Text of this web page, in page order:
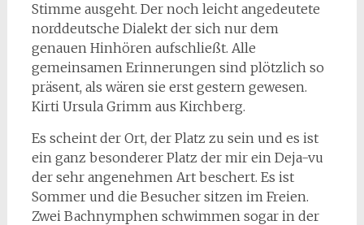
Stimme ausgeht. Der noch leicht angedeutete
norddeutsche Dialekt der sich nur dem
genauen Hinhören aufschließt. Alle
gemeinsamen Erinnerungen sind plötzlich so
präsent, als wären sie erst gestern gewesen.
Kirti Ursula Grimm aus Kirchberg.
Es scheint der Ort, der Platz zu sein und es ist
ein ganz besonderer Platz der mir ein Deja-vu
der sehr angenehmen Art beschert. Es ist
Sommer und die Besucher sitzen im Freien.
Zwei Bachnymphen schwimmen sogar in der